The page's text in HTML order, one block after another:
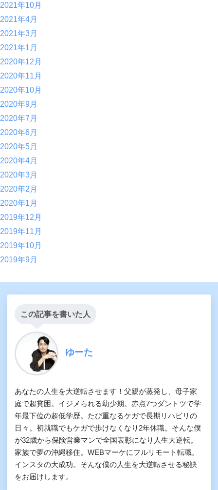
2021年10月
2021年4月
2021年3月
2021年1月
2020年12月
2020年11月
2020年10月
2020年9月
2020年7月
2020年6月
2020年5月
2020年4月
2020年3月
2020年2月
2020年1月
2019年12月
2019年11月
2019年10月
2019年9月
この記事を書いた人
ゆーた
あなたの人生を大逆転させます！父親が蒸発し、母子家
庭で超貧困。イジメられる幼少期。赤点7つダントツで学
年最下位の超低学歴。たび重なるケガで長期リハビリの
日々。初就職でもケガで歩けなくなり2年休職。そんな僕
が32歳から保険営業マンで全国表彰になり人生大逆転。
家族で夢の沖縄移住。WEBマーケにフルリモート転職。
インスタの大成功。そんな僕の人生を大逆転させる秘訣
をお届けします。